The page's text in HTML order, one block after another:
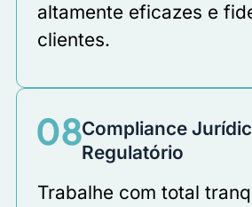
altamente eficazes e
clientes.
Compliance
Regulatório
Trabalhe com total